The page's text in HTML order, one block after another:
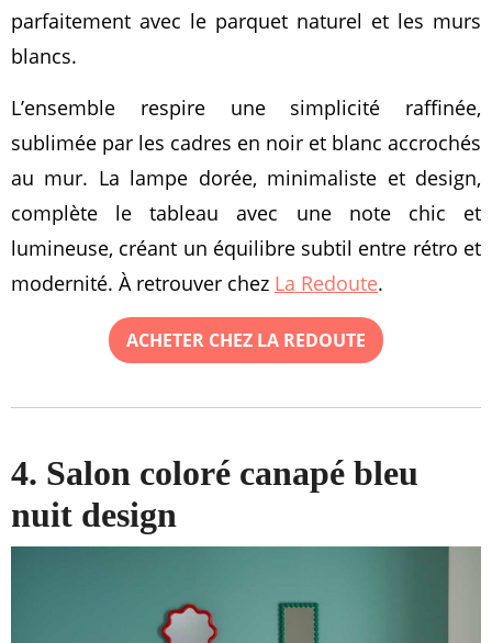
parfaitement avec le parquet naturel et les murs
blancs.
L’ensemble respire une simplicité raffinée,
sublimée par les cadres en noir et blanc accrochés
au mur. La lampe dorée, minimaliste et design,
complète le tableau avec une note chic et
lumineuse, créant un équilibre subtil entre rétro et
modernité. À retrouver chez La Redoute.
ACHETER CHEZ LA REDOUTE
4. Salon coloré canapé bleu
nuit design